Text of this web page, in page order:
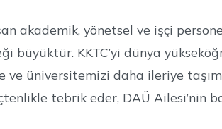
akademik, yönetsel ve işçi
büyüktür. KKTC’yi dünya
üniversitemizi daha ileriye
tebrik eder, DAÜ Ailesi’nin